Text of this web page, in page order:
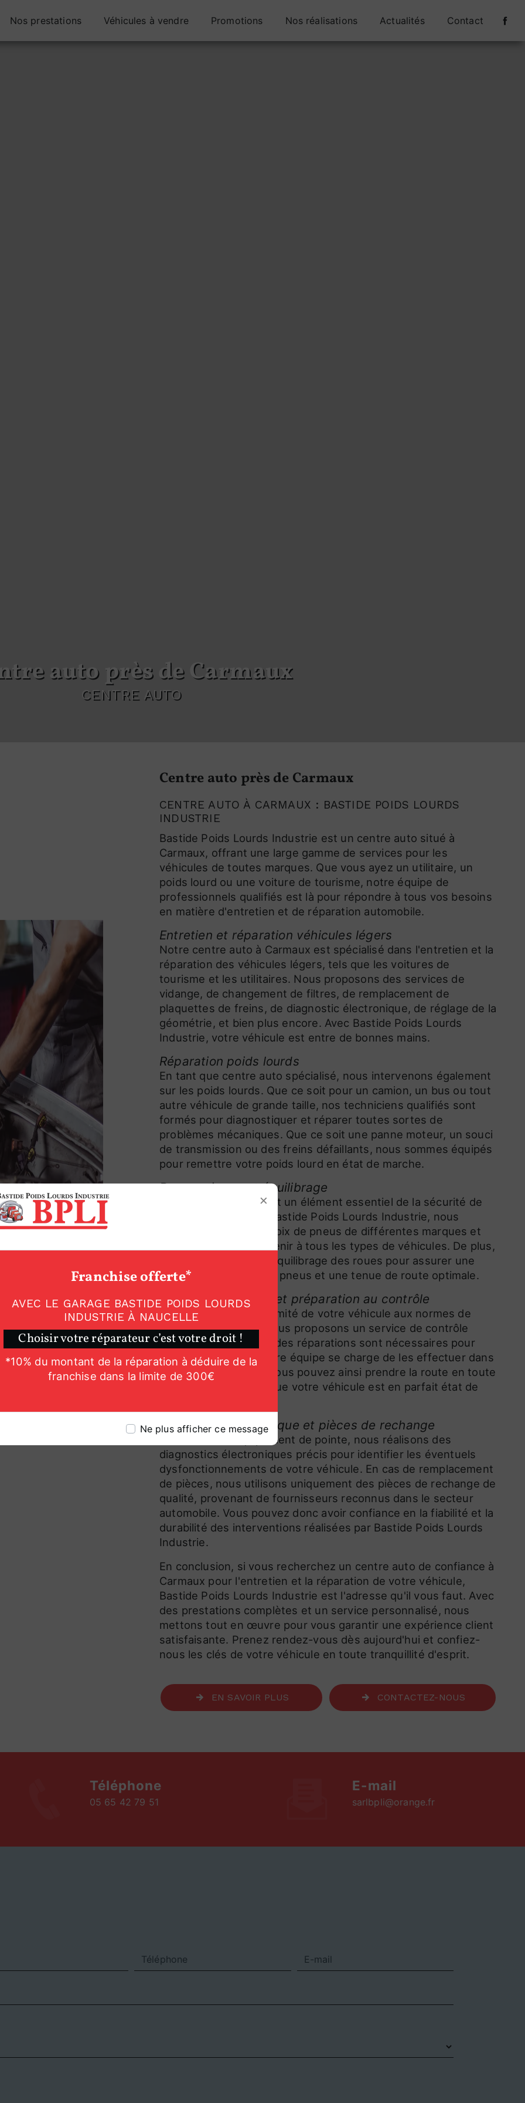
×
Franchise offerte*
AVEC LE GARAGE BASTIDE POIDS LOURDS
INDUSTRIE À NAUCELLE
Choisir votre réparateur c’est votre droit !
*10% du montant de la réparation à déduire de la
franchise dans la limite de 300€
Ne plus afficher ce message
Nos prestations Véhicules à vendre Promotions Nos réalisations Actualités Contact
auto près de Carmaux
CENTRE AUTO
Centre auto près de Carmaux
CENTRE AUTO À CARMAUX : BASTIDE POIDS LOURDS
INDUSTRIE
Bastide Poids Lourds Industrie est un centre auto situé à
Carmaux, offrant une large gamme de services pour les
véhicules de toutes marques. Que vous ayez un utilitaire, un
poids lourd ou une voiture de tourisme, notre équipe de
professionnels qualifiés est là pour répondre à tous vos besoins
en matière d'entretien et de réparation automobile.
Entretien et réparation véhicules légers
Notre centre auto à Carmaux est spécialisé dans l'entretien et la
réparation des véhicules légers, tels que les voitures de
tourisme et les utilitaires. Nous proposons des services de
vidange, de changement de filtres, de remplacement de
plaquettes de freins, de diagnostic électronique, de réglage de la
géométrie, et bien plus encore. Avec Bastide Poids Lourds
Industrie, votre véhicule est entre de bonnes mains.
Réparation poids lourds
En tant que centre auto spécialisé, nous intervenons également
sur les poids lourds. Que ce soit pour un camion, un bus ou tout
autre véhicule de grande taille, nos techniciens qualifiés sont
formés pour diagnostiquer et réparer toutes sortes de
problèmes mécaniques. Que ce soit une panne moteur, un souci
de transmission ou des freins défaillants, nous sommes équipés
pour remettre votre poids lourd en état de marche.
Pneumatiques et équilibrage
Les pneumatiques sont un élément essentiel de la sécurité de
votre véhicule. Chez Bastide Poids Lourds Industrie, nous
proposons un large choix de pneus de différentes marques et
dimensions pour convenir à tous les types de véhicules. De plus,
notre équipe réalise l'équilibrage des roues pour assurer une
usure uniforme de vos pneus et une tenue de route optimale.
Contrôle technique et préparation au contrôle
Pour garantir la conformité de votre véhicule aux normes de
sécurité en vigueur, nous proposons un service de contrôle
technique complet. Si des réparations sont nécessaires pour
passer le contrôle, notre équipe se charge de les effectuer dans
les plus brefs délais. Vous pouvez ainsi prendre la route en toute
sérénité, en sachant que votre véhicule est en parfait état de
Diagnostic électronique et pièces de rechange
Grâce à notre équipement de pointe, nous réalisons des
diagnostics électroniques précis pour identifier les éventuels
dysfonctionnements de votre véhicule. En cas de remplacement
de pièces, nous utilisons uniquement des pièces de rechange de
qualité, provenant de fournisseurs reconnus dans le secteur
automobile. Vous pouvez donc avoir confiance en la fiabilité et la
durabilité des interventions réalisées par Bastide Poids Lourds
Industrie.
En conclusion, si vous recherchez un centre auto de confiance à
Carmaux pour l'entretien et la réparation de votre véhicule,
Bastide Poids Lourds Industrie est l'adresse qu'il vous faut. Avec
des prestations complètes et un service personnalisé, nous
mettons tout en œuvre pour vous garantir une expérience client
satisfaisante. Prenez rendez-vous dès aujourd'hui et confiez-
nous les clés de votre véhicule en toute tranquillité d'esprit.
EN SAVOIR PLUS CONTACTEZ-NOUS
Téléphone
05 65 42 79 51
E-mail
sarlbpli@orange.fr